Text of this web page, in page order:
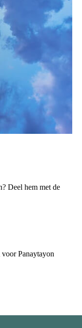
Deel hem met de
Panaytayon